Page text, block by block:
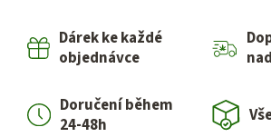
Dárek ke každé
objednávce
Doručení během
24-48h